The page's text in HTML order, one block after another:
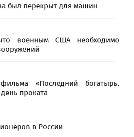
был перекрыт для машин
военным США необходимо
«Последний богатырь.
проката
в России